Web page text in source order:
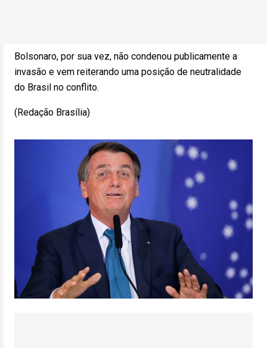
Bolsonaro, por sua vez, não condenou publicamente a
invasão e vem reiterando uma posição de neutralidade
do Brasil no conflito.
(Redação Brasília)